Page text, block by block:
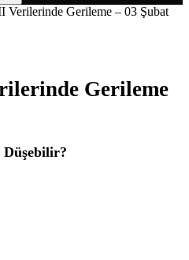
Verilerinde Gerileme – 03 Şubat
Gerileme
Düşebilir?